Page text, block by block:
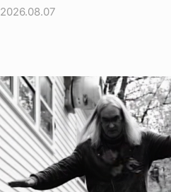
2026.08.07